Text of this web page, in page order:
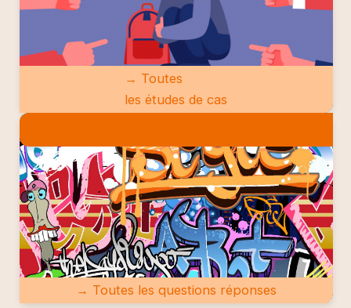
→ Toutes
les études de cas
→ Toutes les questions réponses